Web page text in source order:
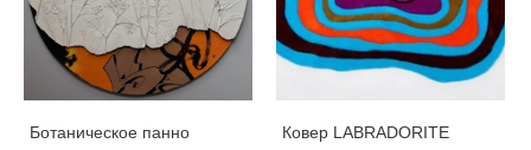
Ботаническое панно
Ковер LABRADORITE